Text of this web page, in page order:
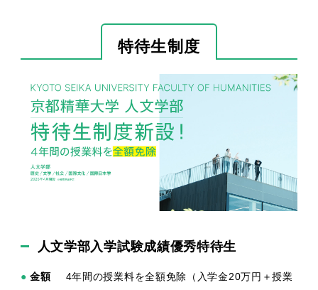
特待生制度
人文学部入学試験成績優秀特待生
● 金額
4年間の授業料を全額免除（入学金20万円＋授業